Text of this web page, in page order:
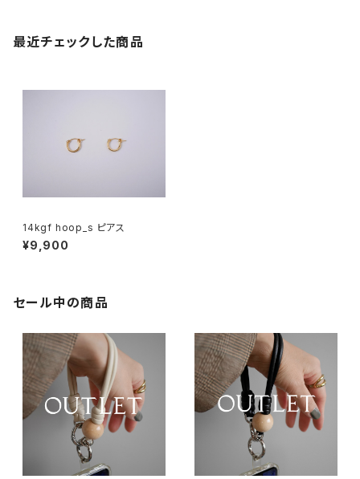
最近チェックした商品
14kgf hoop_s ピアス
¥9,900
セール中の商品